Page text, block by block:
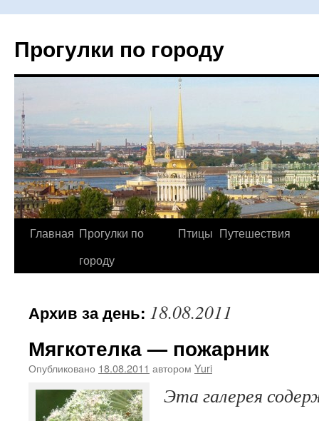
Прогулки по городу
Перейти
Главная Прогулки по
городу
Птицы Путешествия
Архив за день: 18.08.2011
Мягкотелка — пожарник
Опубликовано 18.08.2011 автором Yuri
Эта галерея